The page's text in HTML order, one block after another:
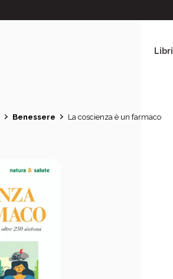
Libri
Benessere La coscienza è un farmaco